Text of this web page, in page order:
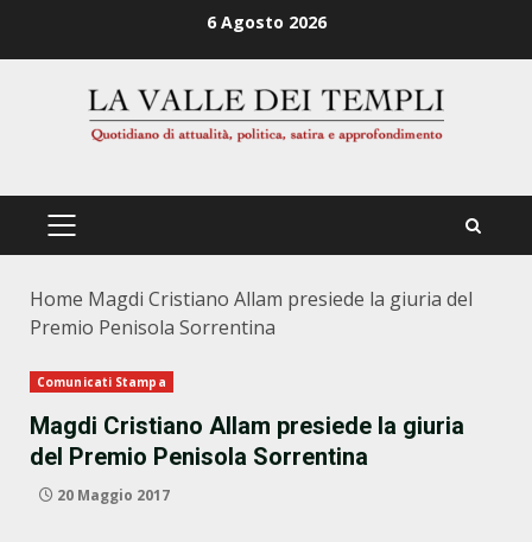
6 Agosto 2026
PRIMÄRES
Home Magdi Cristiano Allam presiede la giuria del
Premio Penisola Sorrentina
Comunicati Stampa
Magdi Cristiano Allam presiede la giuria
del Premio Penisola Sorrentina
20 Maggio 2017